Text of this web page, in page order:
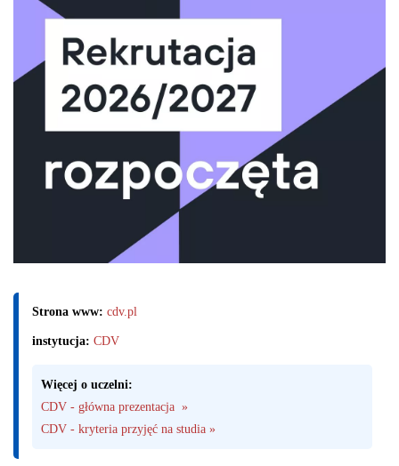
Strona www: cdv.pl
instytucja: CDV
Więcej o uczelni:
CDV - główna prezentacja  »
CDV - kryteria przyjęć na studia »